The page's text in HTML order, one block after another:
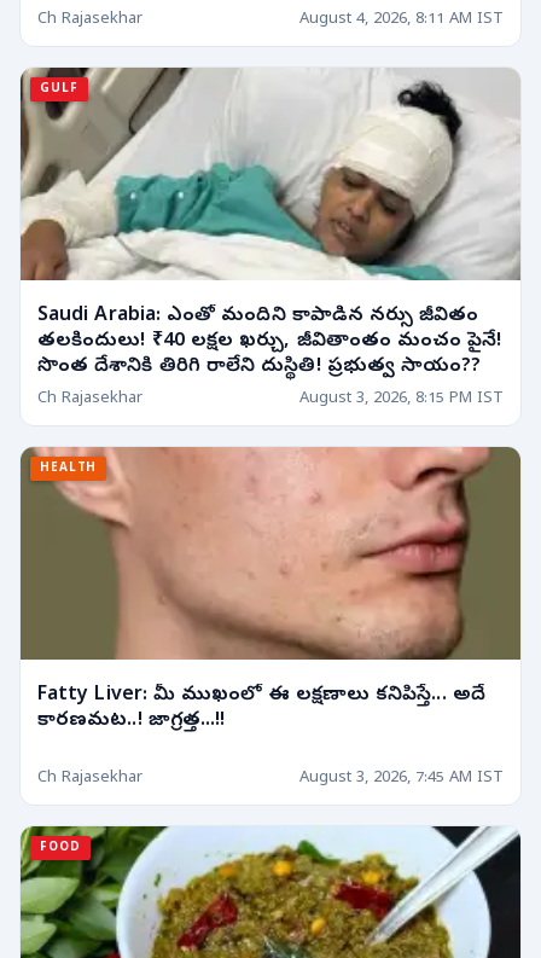
Ch Rajasekhar August 4, 2026, 8:11 AM IST
GULF
Saudi Arabia: ఎంతో మందిని కాపాడిన నర్సు జీవితం
తలకిందులు! ₹40 లక్షల ఖర్చు, జీవితాంతం మంచం పైనే!
సొంత దేశానికి తిరిగి రాలేని దుస్థితి! ప్రభుత్వ సాయం??
Ch Rajasekhar August 3, 2026, 8:15 PM IST
HEALTH
Fatty Liver: మీ ముఖంలో ఈ లక్షణాలు కనిపిస్తే... అదే
కారణమట..! జాగ్రత్త...!!
Ch Rajasekhar August 3, 2026, 7:45 AM IST
FOOD